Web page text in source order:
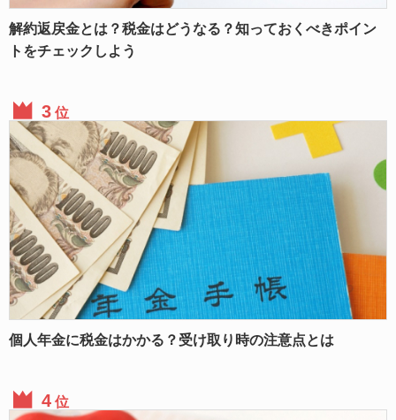
解約返戻金とは？税金はどうなる？知っておくべきポイン
トをチェックしよう
位
個人年金に税金はかかる？受け取り時の注意点とは
位